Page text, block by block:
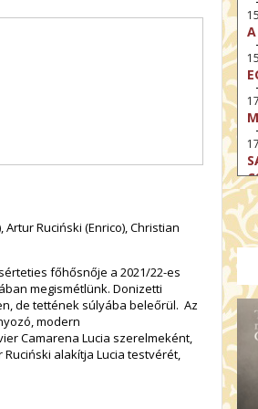
Ruciński (Enrico), Christian
főhősnője a 2021/22-es
megismétlünk. Donizetti
de tettének súlyába beleőrül. Az
modern
Camarena Lucia szerelmeként,
alakítja Lucia testvérét,